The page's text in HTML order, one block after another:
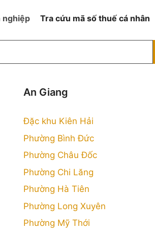
nghiệp Tra cứu mã số thuế cá nhân
An Giang
Đặc khu Kiên Hải
Phường Bình Đức
Phường Châu Đốc
Phường Chi Lăng
Phường Hà Tiên
Phường Long Xuyên
Phường Mỹ Thới